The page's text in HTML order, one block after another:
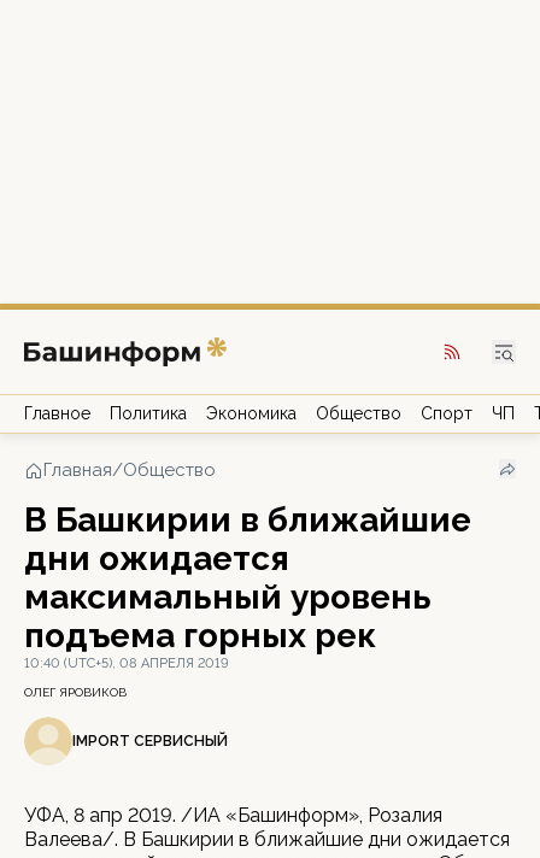
Главное Политика Экономика Общество Спорт ЧП
Главная/Общество
В Башкирии в ближайшие
дни ожидается
максимальный уровень
подъема горных рек
10:40 (UTC+5), 08 АПРЕЛЯ 2019
ОЛЕГ ЯРОВИКОВ
IMPORT СЕРВИСНЫЙ
УФА, 8 апр 2019. /ИА «Башинформ», Розалия
Валеева/. В Башкирии в ближайшие дни ожидается